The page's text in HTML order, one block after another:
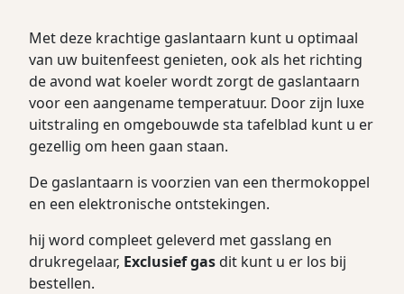
Met deze krachtige gaslantaarn kunt u optimaal
van uw buitenfeest genieten, ook als het richting
de avond wat koeler wordt zorgt de gaslantaarn
voor een aangename temperatuur. Door zijn luxe
uitstraling en omgebouwde sta tafelblad kunt u er
gezellig om heen gaan staan.
De gaslantaarn is voorzien van een thermokoppel
en een elektronische ontstekingen.
hij word compleet geleverd met gasslang en
drukregelaar, Exclusief gasdit kunt u er los bij
bestellen.